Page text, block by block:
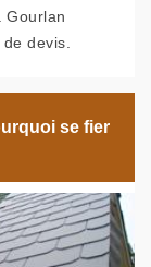
Gourlan
devis.
se fier